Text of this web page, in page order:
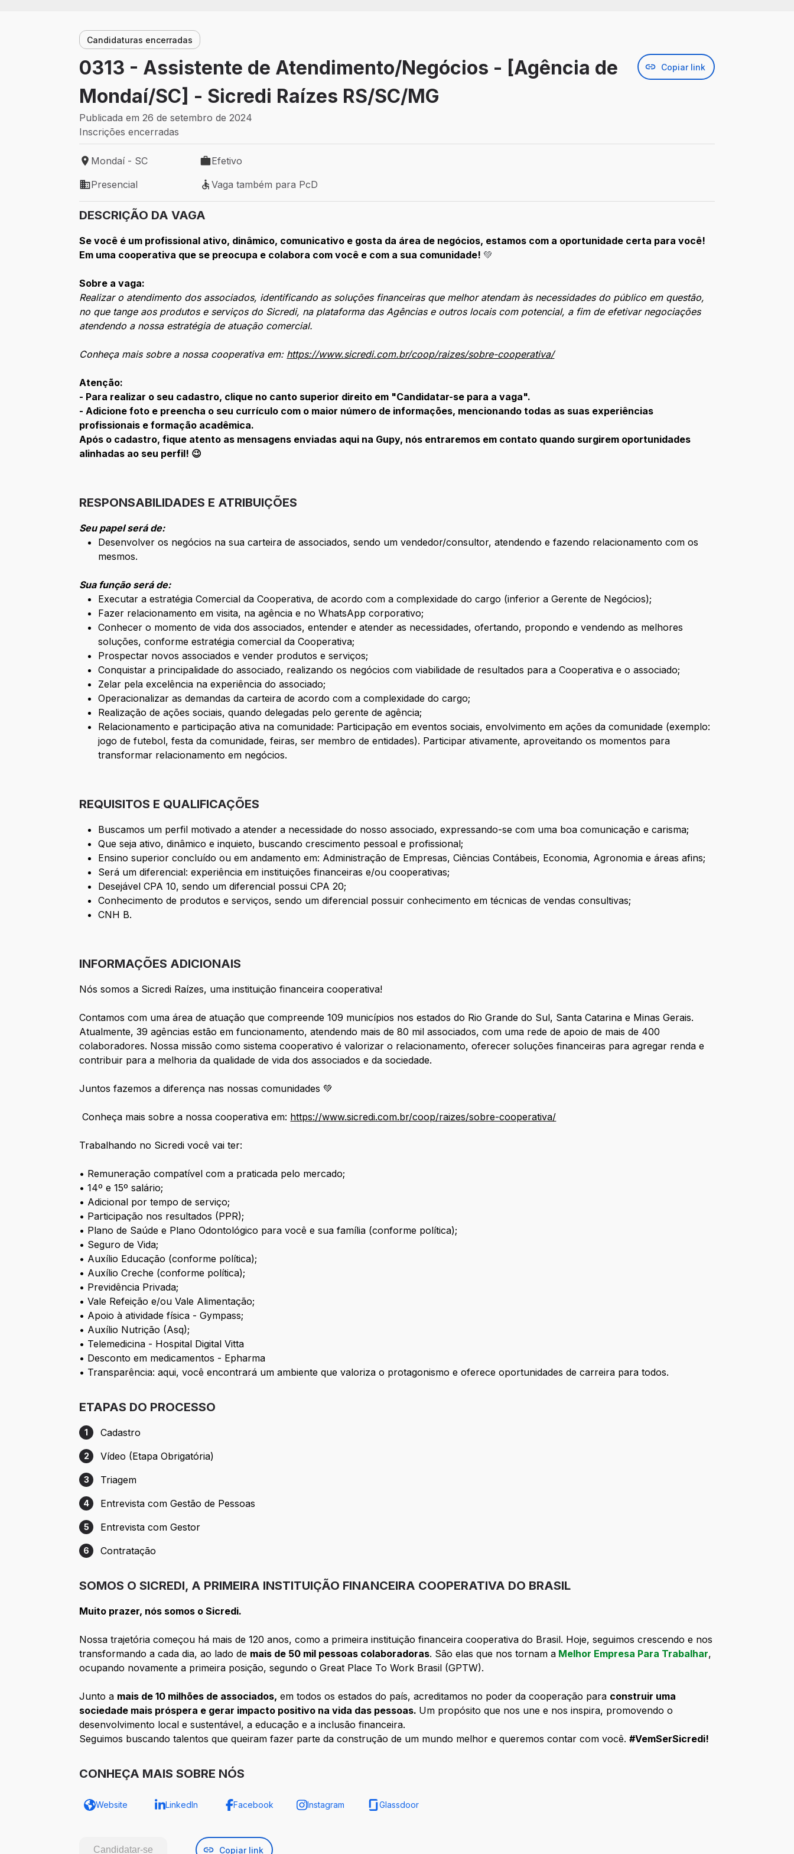
Candidaturas encerradas
0313 - Assistente de Atendimento/Negócios - [Agência de
Mondaí/SC] - Sicredi Raízes RS/SC/MG
Copiar link
Publicada em 26 de setembro de 2024
Inscrições encerradas
Local de trabalho: Mondaí - SC
Mondaí - SC
Tipo de vaga: Efetivo
Efetivo
Modelo de trabalho: Presencial
Presencial
Vaga também para PcD
Vaga também para PcD
DESCRIÇÃO DA VAGA
Se você é um profissional ativo, dinâmico, comunicativo e gosta da área de negócios, estamos com a oportunidade certa para você!
Em uma cooperativa que se preocupa e colabora com você e com a sua comunidade! 💚
Sobre a vaga:
Realizar o atendimento dos associados, identificando as soluções financeiras que melhor atendam às necessidades do público em questão,
no que tange aos produtos e serviços do Sicredi, na plataforma das Agências e outros locais com potencial, a fim de efetivar negociações
atendendo a nossa estratégia de atuação comercial.
Conheça mais sobre a nossa cooperativa em: https://www.sicredi.com.br/coop/raizes/sobre-cooperativa/
Atenção:
- Para realizar o seu cadastro, clique no canto superior direito em "Candidatar-se para a vaga".
- Adicione foto e preencha o seu currículo com o maior número de informações, mencionando todas as suas experiências
profissionais e formação acadêmica.
Após o cadastro, fique atento as mensagens enviadas aqui na Gupy, nós entraremos em contato quando surgirem oportunidades
alinhadas ao seu perfil! 😉
RESPONSABILIDADES E ATRIBUIÇÕES
Seu papel será de:
Desenvolver os negócios na sua carteira de associados, sendo um vendedor/consultor, atendendo e fazendo relacionamento com os
mesmos.
Sua função será de:
Executar a estratégia Comercial da Cooperativa, de acordo com a complexidade do cargo (inferior a Gerente de Negócios);
Fazer relacionamento em visita, na agência e no WhatsApp corporativo;
Conhecer o momento de vida dos associados, entender e atender as necessidades, ofertando, propondo e vendendo as melhores
soluções, conforme estratégia comercial da Cooperativa;
Prospectar novos associados e vender produtos e serviços;
Conquistar a principalidade do associado, realizando os negócios com viabilidade de resultados para a Cooperativa e o associado;
Zelar pela excelência na experiência do associado;
Operacionalizar as demandas da carteira de acordo com a complexidade do cargo;
Realização de ações sociais, quando delegadas pelo gerente de agência;
Relacionamento e participação ativa na comunidade: Participação em eventos sociais, envolvimento em ações da comunidade (exemplo:
jogo de futebol, festa da comunidade, feiras, ser membro de entidades). Participar ativamente, aproveitando os momentos para
transformar relacionamento em negócios.
REQUISITOS E QUALIFICAÇÕES
Buscamos um perfil motivado a atender a necessidade do nosso associado, expressando-se com uma boa comunicação e carisma;
Que seja ativo, dinâmico e inquieto, buscando crescimento pessoal e profissional;
Ensino superior concluído ou em andamento em: Administração de Empresas, Ciências Contábeis, Economia, Agronomia e áreas afins;
Será um diferencial: experiência em instituições financeiras e/ou cooperativas;
Desejável CPA 10, sendo um diferencial possui CPA 20;
Conhecimento de produtos e serviços, sendo um diferencial possuir conhecimento em técnicas de vendas consultivas;
CNH B.
INFORMAÇÕES ADICIONAIS
Nós somos a Sicredi Raízes, uma instituição financeira cooperativa!
Contamos com uma área de atuação que compreende 109 municípios nos estados do Rio Grande do Sul, Santa Catarina e Minas Gerais.
Atualmente, 39 agências estão em funcionamento, atendendo mais de 80 mil associados, com uma rede de apoio de mais de 400
colaboradores. Nossa missão como sistema cooperativo é valorizar o relacionamento, oferecer soluções financeiras para agregar renda e
contribuir para a melhoria da qualidade de vida dos associados e da sociedade.
Juntos fazemos a diferença nas nossas comunidades 💚
Conheça mais sobre a nossa cooperativa em: https://www.sicredi.com.br/coop/raizes/sobre-cooperativa/
Trabalhando no Sicredi você vai ter:
• Remuneração compatível com a praticada pelo mercado;
• 14º e 15º salário;
• Adicional por tempo de serviço;
• Participação nos resultados (PPR);
• Plano de Saúde e Plano Odontológico para você e sua família (conforme política);
• Seguro de Vida;
• Auxílio Educação (conforme política);
• Auxílio Creche (conforme política);
• Previdência Privada;
• Vale Refeição e/ou Vale Alimentação;
• Apoio à atividade física - Gympass;
• Auxílio Nutrição (Asq);
• Telemedicina - Hospital Digital Vitta
• Desconto em medicamentos - Epharma
• Transparência: aqui, você encontrará um ambiente que valoriza o protagonismo e oferece oportunidades de carreira para todos.
ETAPAS DO PROCESSO
Etapa 1: Cadastro
1 Cadastro
Etapa 2: Vídeo (Etapa Obrigatória)
2 Vídeo (Etapa Obrigatória)
Etapa 3: Triagem
3 Triagem
Etapa 4: Entrevista com Gestão de Pessoas
4 Entrevista com Gestão de Pessoas
Etapa 5: Entrevista com Gestor
5 Entrevista com Gestor
Etapa 6: Contratação
6 Contratação
SOMOS O SICREDI, A PRIMEIRA INSTITUIÇÃO FINANCEIRA COOPERATIVA DO BRASIL
Muito prazer, nós somos o Sicredi.
Nossa trajetória começou há mais de 120 anos, como a primeira instituição financeira cooperativa do Brasil. Hoje, seguimos crescendo e nos
transformando a cada dia, ao lado de mais de 50 mil pessoas colaboradoras. São elas que nos tornam a Melhor Empresa Para Trabalhar,
ocupando novamente a primeira posição, segundo o Great Place To Work Brasil (GPTW).
Junto a mais de 10 milhões de associados, em todos os estados do país, acreditamos no poder da cooperação para construir uma
sociedade mais próspera e gerar impacto positivo na vida das pessoas. Um propósito que nos une e nos inspira, promovendo o
desenvolvimento local e sustentável, a educação e a inclusão financeira.
Seguimos buscando talentos que queiram fazer parte da construção de um mundo melhor e queremos contar com você.#VemSerSicredi!
CONHEÇA MAIS SOBRE NÓS
Website LinkedIn Facebook Instagram Glassdoor
Candidatar-se Copiar link